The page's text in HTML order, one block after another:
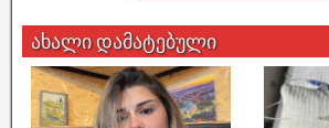
ახალი დამატებული